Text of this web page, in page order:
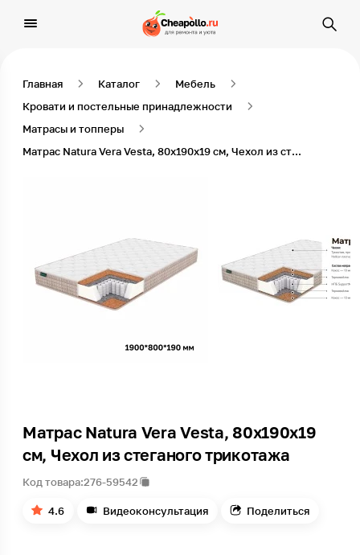
Главная Каталог
Мебель
Кровати и постельные принадлежности
Матрасы и топперы
Матрас Natura Vera Vesta, 80х190х19 см, Чехол из стеганого трикотажа
Матрас Natura Vera Vesta, 80х190х19
см, Чехол из стеганого трикотажа
Код товара:276-59542
4.6 Видеоконсультация Поделиться